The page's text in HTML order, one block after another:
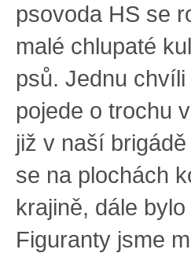
psovoda HS se
malé chlupaté
psů. Jednu
pojede o trochu
již v naší
se na plochách
krajině, dále
Figuranty jsme